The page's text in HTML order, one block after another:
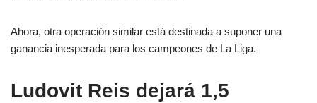
Ahora, otra operación similar está destinada a suponer una
ganancia inesperada para los campeones de La Liga.
Ludovit Reis dejará 1,5